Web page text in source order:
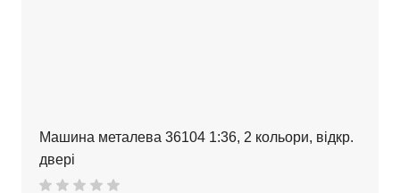
Машина металева 36104 1:36, 2 кольори, відкр.
двері